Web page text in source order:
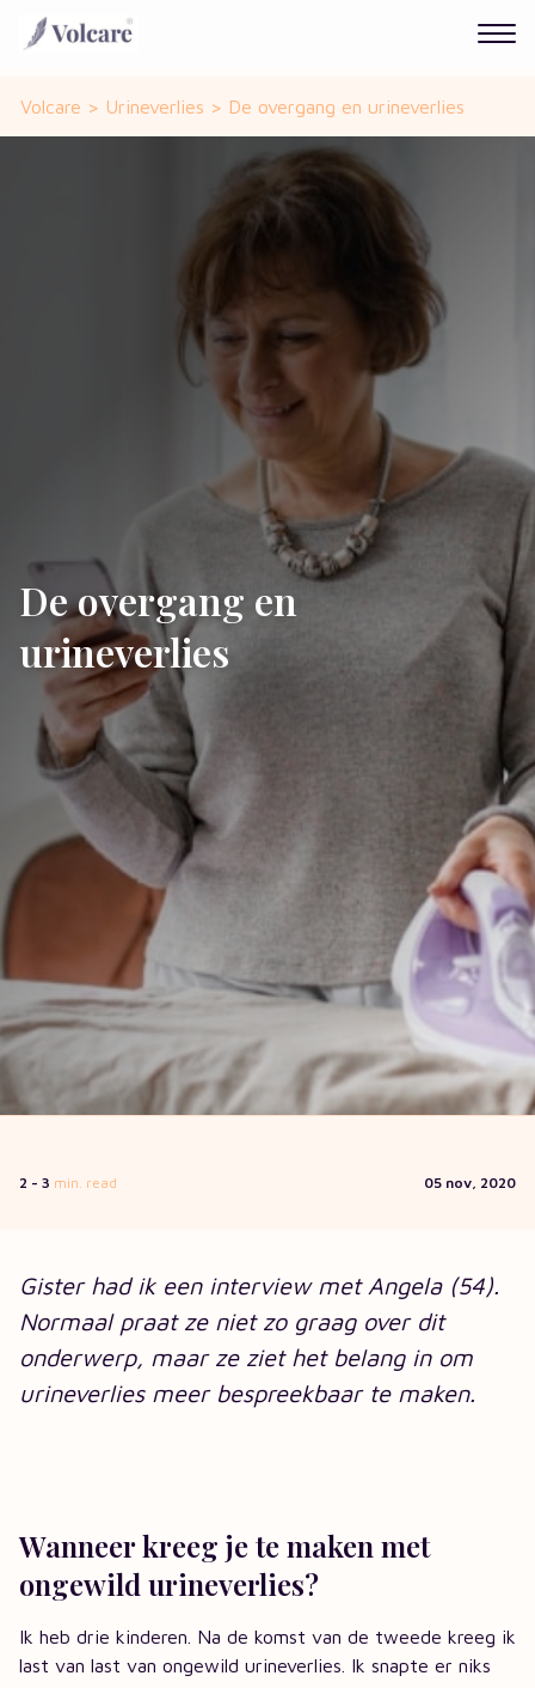
Volcare > Urineverlies > De overgang en urineverlies
De overgang en
urineverlies
2 - 3 min. read 05 nov, 2020
Gister had ik een interview met Angela (54).
Normaal praat ze niet zo graag over dit
onderwerp, maar ze ziet het belang in om
urineverlies meer bespreekbaar te maken.
Wanneer kreeg je te maken met
ongewild urineverlies?
Ik heb drie kinderen. Na de komst van de tweede kreeg ik
last van last van ongewild urineverlies. Ik snapte er niks